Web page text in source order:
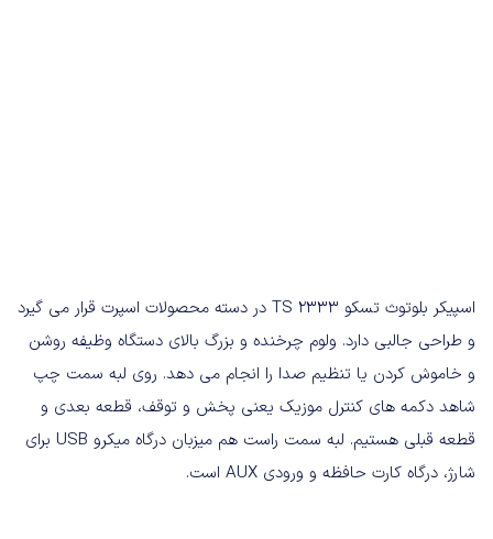
اسپیکر بلوتوث تسکو TS 2333 در دسته محصولات اسپرت قرار می گیرد
و طراحی جالبی دارد. ولوم چرخنده و بزرگ بالای دستگاه وظیفه روشن
و خاموش کردن یا تنظیم صدا را انجام می دهد. روی لبه سمت چپ
شاهد دکمه های کنترل موزیک یعنی پخش و توقف، قطعه بعدی و
قطعه قبلی هستیم. لبه سمت راست هم میزبان درگاه میکرو USB برای
شارژ، درگاه کارت حافظه و ورودی AUX است.